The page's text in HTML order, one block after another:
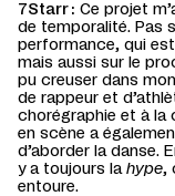
7Starr : Ce projet
de temporalité. Pas
performance, qui
mais aussi sur le
pu creuser dans
de rappeur et
chorégraphie et à la
en scène a
d’aborder la danse.
y a toujours la hype,
entoure.